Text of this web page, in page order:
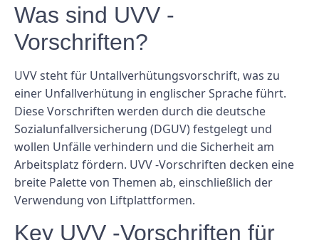
Was sind UVV -
Vorschriften?
UVV steht für Untallverhütungsvorschrift, was zu
einer Unfallverhütung in englischer Sprache führt.
Diese Vorschriften werden durch die deutsche
Sozialunfallversicherung (DGUV) festgelegt und
wollen Unfälle verhindern und die Sicherheit am
Arbeitsplatz fördern. UVV -Vorschriften decken eine
breite Palette von Themen ab, einschließlich der
Verwendung von Liftplattformen.
Key UVV -Vorschriften für